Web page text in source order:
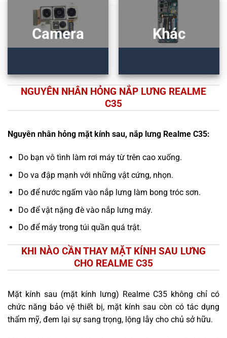
Camera Khác
NGUYÊN NHÂN HỎNG NẮP LƯNG REALME
C35
Nguyên nhân hỏng mặt kính sau, nắp lưng Realme C35:
Do bạn vô tình làm rơi máy từ trên cao xuống.
Do va đập mạnh với những vật cứng, nhọn.
Do để nước ngấm vào nắp lưng làm bong tróc sơn.
Do để vật nặng đè vào nắp lưng máy.
Do để máy trong túi quần quá trật.
KHI NÀO CẦN THAY MẶT KÍNH SAU LƯNG
CHO REALME C35
Mặt kính sau (mặt kính lưng) Realme C35 không chỉ có
chức năng bảo vệ thiết bị, mặt kính sau còn có tác dụng
thẩm mỹ, đem lại sự sang trọng, lộng lẫy cho chủ sở hữu.